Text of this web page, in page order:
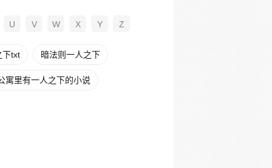
U V W X Y Z
下txt 暗法则一人之下
寓里有一人之下的小说